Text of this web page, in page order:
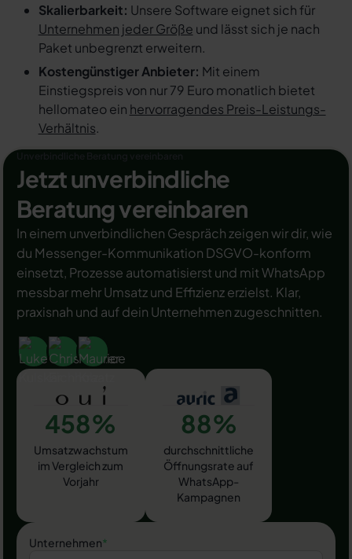
Skalierbarkeit: Unsere Software eignet sich für
Unternehmen jeder Größe und lässt sich je nach
Paket unbegrenzt erweitern.
Kostengünstiger Anbieter: Mit einem
Einstiegspreis von nur 79 Euro monatlich bietet
hellomateo ein hervorragendes Preis-Leistungs-
Verhältnis.
Jetzt unverbindliche
Beratung vereinbaren
In einem unverbindlichen Gespräch zeigen wir dir, wie
du Messenger-Kommunikation DSGVO-konform
einsetzt, Prozesse automatisierst und mit WhatsApp
messbar mehr Umsatz und Effizienz erzielst. Klar,
praxisnah und auf dein Unternehmen zugeschnitten.
458%
Umsatzwachstum
im Vergleich zum
Vorjahr
88%
durchschnittliche
Öffnungsrate auf
WhatsApp-
Kampagnen
Unternehmen*